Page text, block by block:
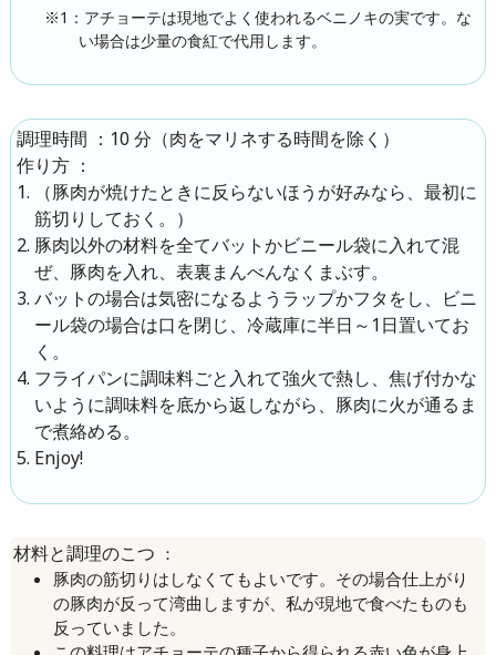
※1：アチョーテは現地でよく使われるベニノキの実です。な
い場合は少量の食紅で代用します。
調理時間 ： 10 分 （肉をマリネする時間を除く）
作り方
：
（豚肉が焼けたときに反らないほうが好みなら、最初に
筋切りしておく。）
豚肉以外の材料を全てバットかビニール袋に入れて混
ぜ、豚肉を入れ、表裏まんべんなくまぶす。
バットの場合は気密になるようラップかフタをし、ビニ
ール袋の場合は口を閉じ、冷蔵庫に半日～1日置いてお
く。
フライパンに調味料ごと入れて強火で熱し、焦げ付かな
いように調味料を底から返しながら、豚肉に火が通るま
で煮絡める。
Enjoy!
材料と調理のこつ
：
豚肉の筋切りはしなくてもよいです。その場合仕上がり
の豚肉が反って湾曲しますが、私が現地で食べたものも
反っていました。